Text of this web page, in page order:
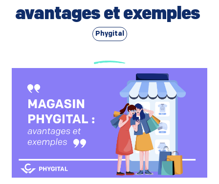
avantages et exemples
Phygital